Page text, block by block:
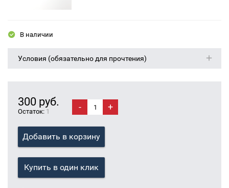
В наличии
Условия (обязательно для прочтения)
300 руб.
Остаток: 1 - +
Добавить в корзину
Купить в один клик